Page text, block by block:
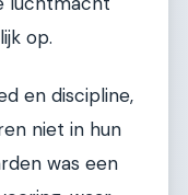
op.
en discipline,
niet in hun
was een